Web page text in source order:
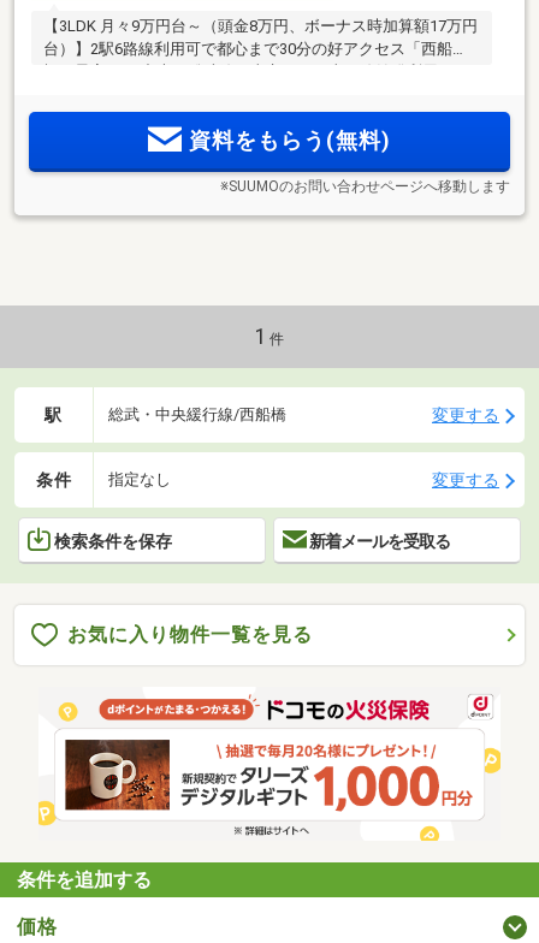
【3LDK 月々9万円台～（頭金8万円、ボーナス時加算額17万円
台）】2駅6路線利用可で都心まで30分の好アクセス「西船
ZEH-M Oriented採用
資料をもらう(無料)
※SUUMOのお問い合わせページへ移動します
1 件
駅 総武・中央緩行線/西船橋 変更する
条件 指定なし 変更する
検索条件を保存 新着メールを受取る
お気に入り物件一覧を見る
条件を追加する
価格